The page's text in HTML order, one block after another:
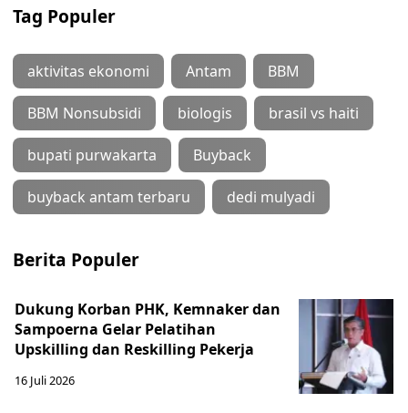
Tag Populer
aktivitas ekonomi Antam BBM
BBM Nonsubsidi biologis brasil vs haiti
bupati purwakarta Buyback
buyback antam terbaru dedi mulyadi
Berita Populer
Dukung Korban PHK, Kemnaker dan
Sampoerna Gelar Pelatihan
Upskilling dan Reskilling Pekerja
16 Juli 2026